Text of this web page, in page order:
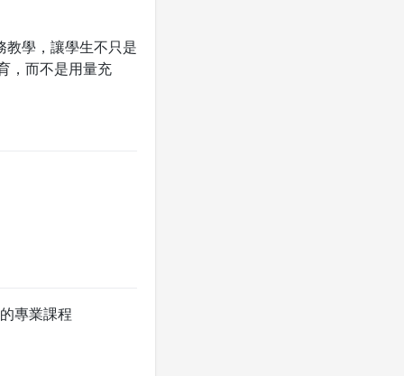
教學，讓學生不只是
，而不是用量充
專業課程